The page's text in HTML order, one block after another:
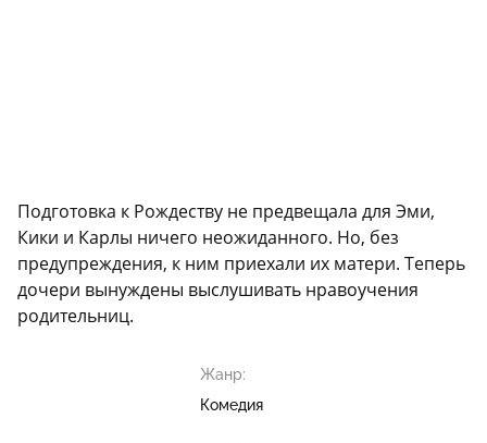
Подготовка к Рождеству не предвещала для Эми,
Кики и Карлы ничего неожиданного. Но, без
предупреждения, к ним приехали их матери. Теперь
дочери вынуждены выслушивать нравоучения
родительниц.
Жанр:
Комедия